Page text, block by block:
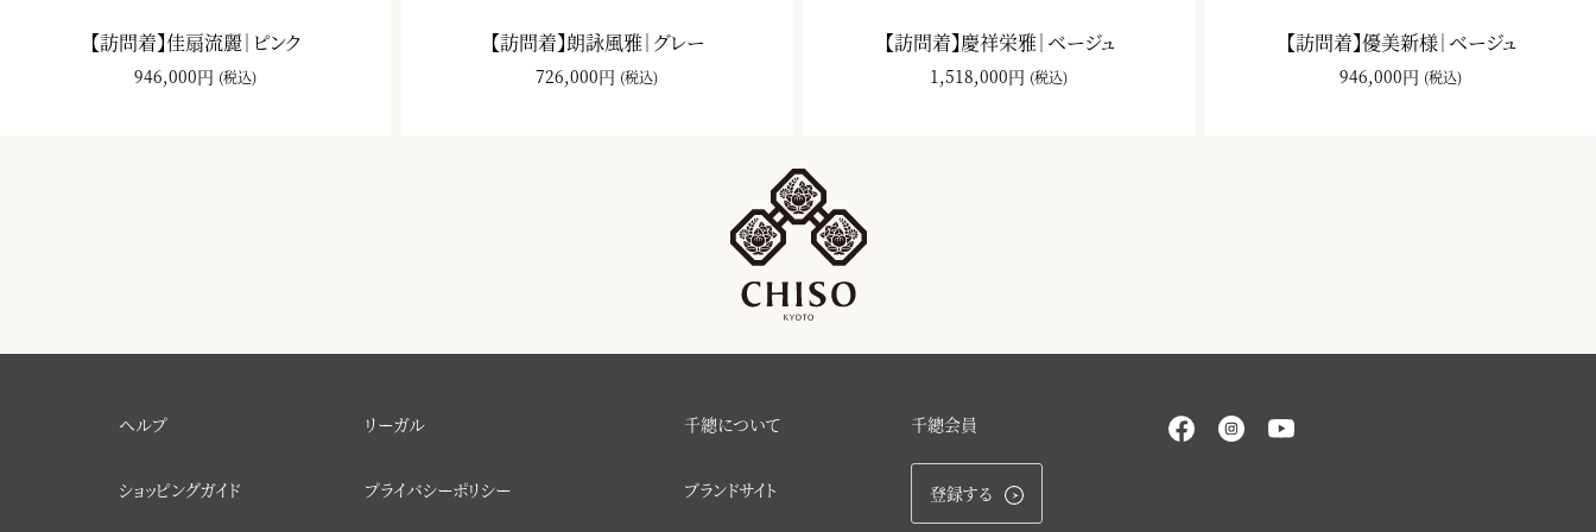
【訪問着】佳扇流麗｜ピンク
946,000円 (税込)
【訪問着】朗詠風雅｜グレー
726,000円 (税込)
【訪問着】慶祥栄雅｜ベージュ
1,518,000円 (税込)
【訪問着】優美新様｜ベージュ
946,000円 (税込)
ヘルプ
ショッピングガイド
リーガル
プライバシーポリシー
千總について
ブランドサイト
千總会員
登録する